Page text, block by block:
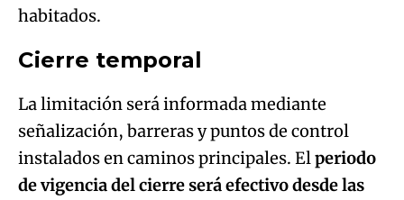
habitados.
Cierre temporal
La limitación será informada mediante
señalización, barreras y puntos de control
instalados en caminos principales. Elperiodo
de vigencia del cierre será efectivo desde las